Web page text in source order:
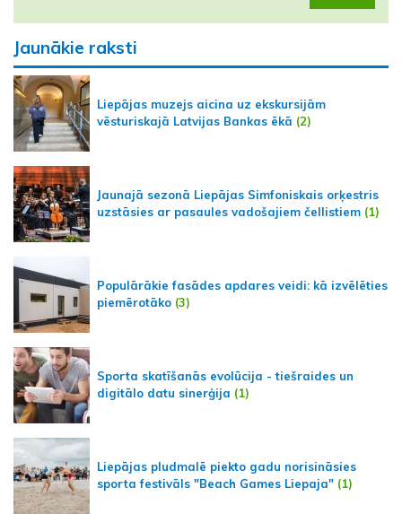
Jaunākie raksti
Liepājas muzejs aicina uz ekskursijām
vēsturiskajā Latvijas Bankas ēkā (2)
Jaunajā sezonā Liepājas Simfoniskais orķestris
uzstāsies ar pasaules vadošajiem čellistiem (1)
Populārākie fasādes apdares veidi: kā izvēlēties
piemērotāko (3)
Sporta skatīšanās evolūcija - tiešraides un
digitālo datu sinerģija (1)
Liepājas pludmalē piekto gadu norisināsies
sporta festivāls "Beach Games Liepaja" (1)